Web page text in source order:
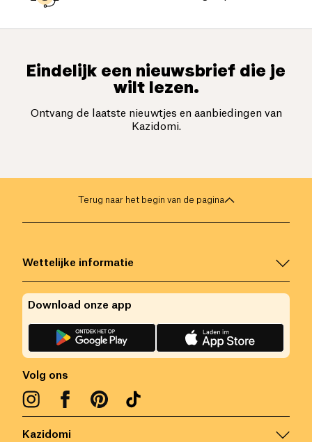
Eindelijk een nieuwsbrief die je
wilt lezen.
Ontvang de laatste nieuwtjes en aanbiedingen van
Kazidomi.
Terug naar het begin van de pagina
Kazidomi
Wettelijke informatie
Volg ons
Download onze app